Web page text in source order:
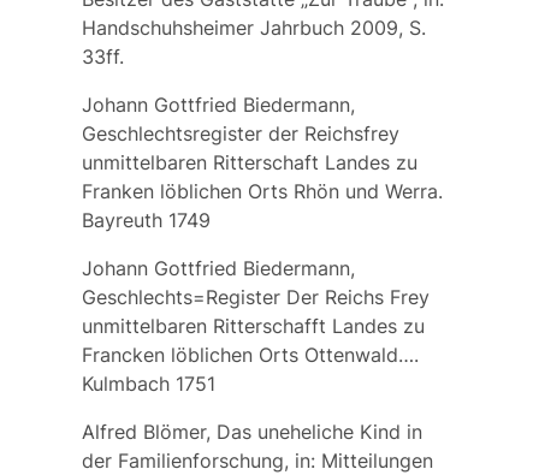
Handschuhsheimer Jahrbuch 2009, S.
33ff.
Johann Gottfried Biedermann,
Geschlechtsregister der Reichsfrey
unmittelbaren Ritterschaft Landes zu
Franken löblichen Orts Rhön und Werra.
Bayreuth 1749
Johann Gottfried Biedermann,
Geschlechts=Register Der Reichs Frey
unmittelbaren Ritterschafft Landes zu
Francken löblichen Orts Ottenwald….
Kulmbach 1751
Alfred Blömer, Das uneheliche Kind in
der Familienforschung, in: Mitteilungen